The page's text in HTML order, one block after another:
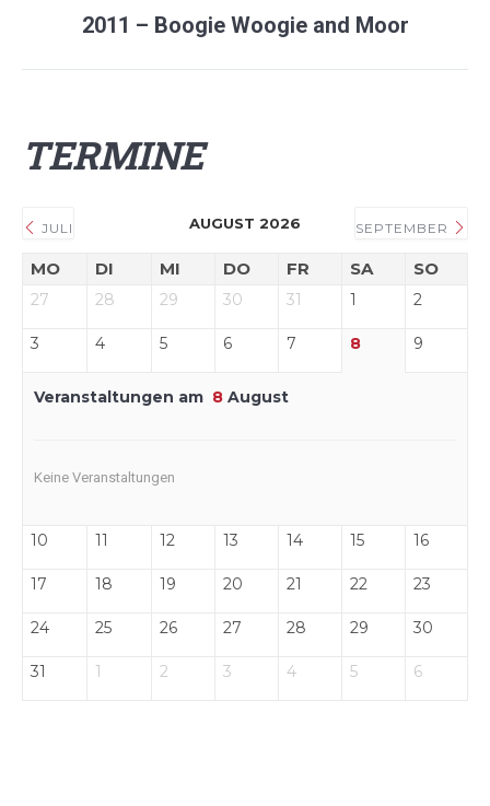
Nächster
2011 – Boogie Woogie and Moor
TERMINE
JULI AUGUST 2026 SEPTEMBER
MO DI MI DO FR SA SO
27 28 29 30 31 1 2
3 4 5 6 7 8 9
Veranstaltungen am 8 August
Keine Veranstaltungen
10 11 12 13 14 15 16
17 18 19 20 21 22 23
24 25 26 27 28 29 30
31 1 2 3 4 5 6